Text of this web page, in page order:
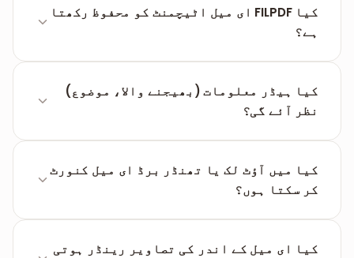
کیا FILPDF ای میل اٹیچمنٹ کو محفوظ رکھتا
ہے؟
تبدیل کرنے پر توجہ مرکوز کرتا ہے۔ اٹیچمنٹ کو
الگ سے ڈاؤن لوڈ کرنا ہوگا۔
کیا ہیڈر معلومات (بھیجنے والا، موضوع)
نظر آئے گی؟
شامل ہوگا جس میں بھیجنے والا، وصول کنندہ،
تاریخ اور موضوع واضح طور پر درج ہوں گے۔
کیا میں آؤٹ لک یا تھنڈر برڈ ای میل کنورٹ
کر سکتا ہوں؟
ایکسپورٹ کی گئی کوئی بھی .eml فائل مکمل طور پر
کیا ای میل کے اندر کی تصاویر رینڈر ہوتی